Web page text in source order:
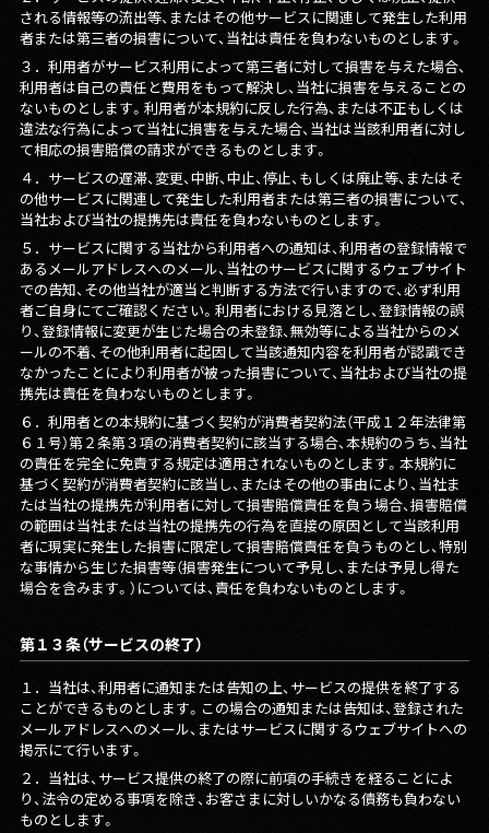
される情報等の流出等、またはその他サービスに関連して発生した利用
者または第三者の損害について、当社は責任を負わないものとします。
３． 利用者がサービス利用によって第三者に対して損害を与えた場合、
利用者は自己の責任と費用をもって解決し、当社に損害を与えることの
ないものとします。利用者が本規約に反した行為、または不正もしくは
違法な行為によって当社に損害を与えた場合、当社は当該利用者に対し
て相応の損害賠償の請求ができるものとします。
４． サービスの遅滞、変更、中断、中止、停止、もしくは廃止等、またはそ
の他サービスに関連して発生した利用者または第三者の損害について、
当社および当社の提携先は責任を負わないものとします。
５． サービスに関する当社から利用者への通知は、利用者の登録情報で
あるメールアドレスへのメール、当社のサービスに関するウェブサイト
での告知、その他当社が適当と判断する方法で行いますので、必ず利用
者ご自身にてご確認ください。利用者における見落とし、登録情報の誤
り、登録情報に変更が生じた場合の未登録、無効等による当社からのメ
ールの不着、その他利用者に起因して当該通知内容を利用者が認識でき
なかったことにより利用者が被った損害について、当社および当社の提
携先は責任を負わないものとします。
６． 利用者との本規約に基づく契約が消費者契約法（平成１２年法律第
６１号）第２条第３項の消費者契約に該当する場合、本規約のうち、当社
の責任を完全に免責する規定は適用されないものとします。本規約に
基づく契約が消費者契約に該当し、またはその他の事由により、当社ま
たは当社の提携先が利用者に対して損害賠償責任を負う場合、損害賠償
の範囲は当社または当社の提携先の行為を直接の原因として当該利用
者に現実に発生した損害に限定して損害賠償責任を負うものとし、特別
な事情から生じた損害等（損害発生について予見し、または予見し得た
場合を含みます。）については、責任を負わないものとします。
第１３条（サービスの終了）
１． 当社は、利用者に通知または告知の上、サービスの提供を終了する
ことができるものとします。この場合の通知または告知は、登録された
メールアドレスへのメール、またはサービスに関するウェブサイトへの
掲示にて行います。
２． 当社は、サービス提供の終了の際に前項の手続きを経ることによ
り、法令の定める事項を除き、お客さまに対しいかなる債務も負わない
ものとします。